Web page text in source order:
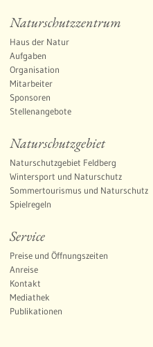
Naturschutzzentrum
Haus der Natur
Aufgaben
Organisation
Mitarbeiter
Sponsoren
Stellenangebote
Naturschutzgebiet
Naturschutzgebiet Feldberg
Wintersport und Naturschutz
Sommertourismus und Naturschutz
Spielregeln
Service
Preise und Öffnungszeiten
Anreise
Kontakt
Mediathek
Publikationen